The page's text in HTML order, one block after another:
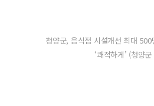
청양군, 음식점 시설개선 최대
‘쾌적하게’ (청양